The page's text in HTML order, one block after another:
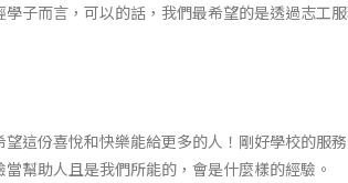
子而言，可以的話，我們最希望的是透過志工
這份喜悅和快樂能給更多的人！剛好學校的服
幫助人且是我們所能的，會是什麼樣的經驗。